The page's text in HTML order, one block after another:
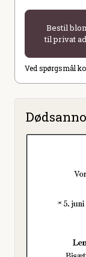
Bestil
til privat
Ved spørgsmål